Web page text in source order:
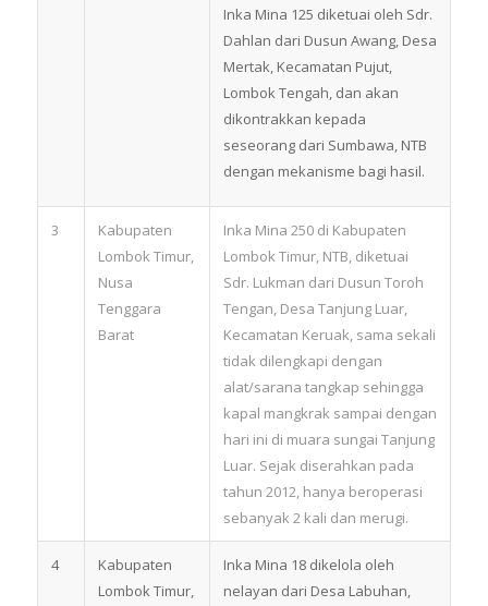
Inka Mina 125 diketuai oleh Sdr.
Dahlan dari Dusun Awang, Desa
Mertak, Kecamatan Pujut,
Lombok Tengah, dan akan
dikontrakkan kepada
seseorang dari Sumbawa, NTB
dengan mekanisme bagi hasil.
3
Kabupaten
Lombok Timur,
Nusa
Tenggara
Barat
Inka Mina 250 di Kabupaten
Lombok Timur, NTB, diketuai
Sdr. Lukman dari Dusun Toroh
Tengan, Desa Tanjung Luar,
Kecamatan Keruak, sama sekali
tidak dilengkapi dengan
alat/sarana tangkap sehingga
kapal mangkrak sampai dengan
hari ini di muara sungai Tanjung
Luar. Sejak diserahkan pada
tahun 2012, hanya beroperasi
sebanyak 2 kali dan merugi.
4
Kabupaten
Lombok Timur,
Inka Mina 18 dikelola oleh
nelayan dari Desa Labuhan,